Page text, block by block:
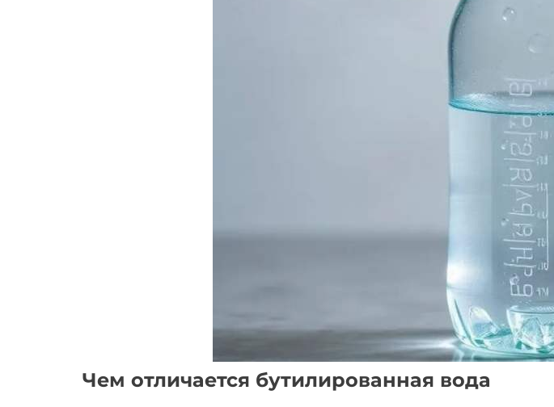
Чем отличается бутилированная вода